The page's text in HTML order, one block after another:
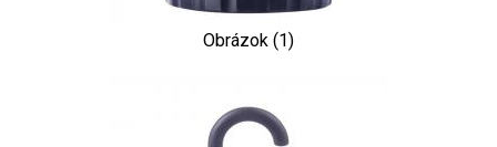
Obrázok (1)